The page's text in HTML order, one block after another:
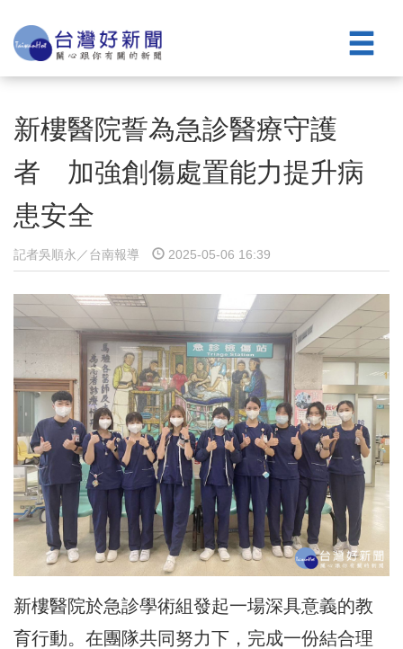
新樓醫院誓為急診醫療守護
者 加強創傷處置能力提升病
患安全
記者吳順永／台南報導 2025-05-06 16:39
新樓醫院於急診學術組發起一場深具意義的教
育行動。在團隊共同努力下，完成一份結合理